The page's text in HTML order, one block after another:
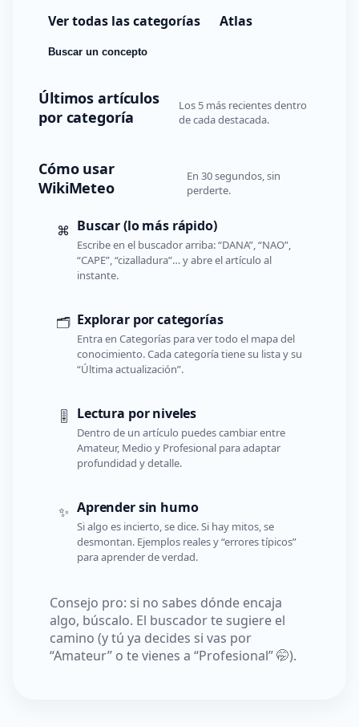
Ver todas las categorías Atlas
Buscar un concepto
Últimos artículos
por categoría
Los 5 más recientes dentro
de cada destacada.
Cómo usar
WikiMeteo
En 30 segundos, sin
perderte.
⌘ Buscar (lo más rápido)
Escribe en el buscador arriba: “DANA”, “NAO”,
“CAPE”, “cizalladura”… y abre el artículo al
instante.
🗂️ Explorar por categorías
Entra en Categorías para ver todo el mapa del
conocimiento. Cada categoría tiene su lista y su
“Última actualización”.
🎚️ Lectura por niveles
Dentro de un artículo puedes cambiar entre
Amateur, Medio y Profesional para adaptar
profundidad y detalle.
✨ Aprender sin humo
Si algo es incierto, se dice. Si hay mitos, se
desmontan. Ejemplos reales y “errores típicos”
para aprender de verdad.
Consejo pro: si no sabes dónde encaja
algo, búscalo. El buscador te sugiere el
camino (y tú ya decides si vas por
“Amateur” o te vienes a “Profesional” 🤭).